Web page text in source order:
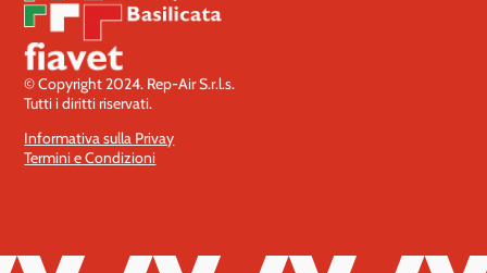
© Copyright 2024. Rep-Air S.r.l.s.
Tutti i diritti riservati.
Informativa sulla Privay
Termini e Condizioni